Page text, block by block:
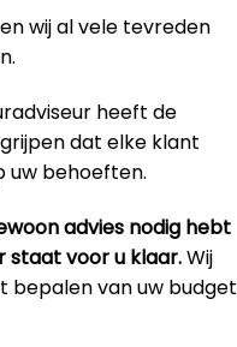
wij al vele tevreden
heeft de
dat elke klant
uw behoeften.
advies nodig hebt
staat voor u klaar.Wij
bepalen van uw budget